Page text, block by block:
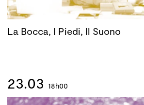
La Bocca, I Piedi, Il Suono
23.03 18h00